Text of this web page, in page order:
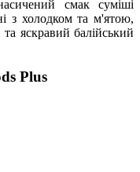
смак суміші
з холодком та м'ятою,
яскравий балійський
Plus